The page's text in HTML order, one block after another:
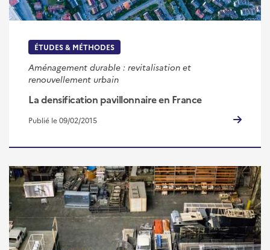
ÉTUDES & MÉTHODES
Aménagement durable : revitalisation et
renouvellement urbain
La densification pavillonnaire en France
Publié le 09/02/2015